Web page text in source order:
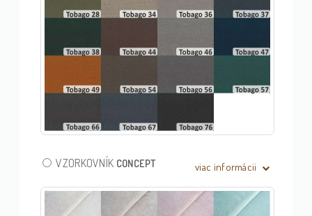
VZORKOVNÍK CONCEPT viac informácii